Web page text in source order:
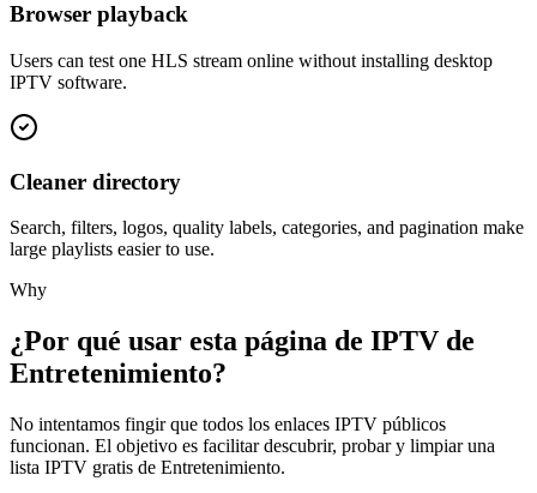
Browser playback
Users can test one HLS stream online without installing desktop
IPTV software.
Cleaner directory
Search, filters, logos, quality labels, categories, and pagination make
large playlists easier to use.
Why
¿Por qué usar esta página de IPTV de
Entretenimiento?
No intentamos fingir que todos los enlaces IPTV públicos
funcionan. El objetivo es facilitar descubrir, probar y limpiar una
lista IPTV gratis de Entretenimiento.